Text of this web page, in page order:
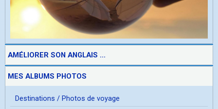
AMÉLIORER SON ANGLAIS ...
MES ALBUMS PHOTOS
Destinations / Photos de voyage